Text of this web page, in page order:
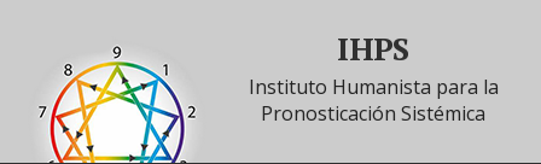
IHPS
Instituto Humanista para la
Pronosticación Sistémica